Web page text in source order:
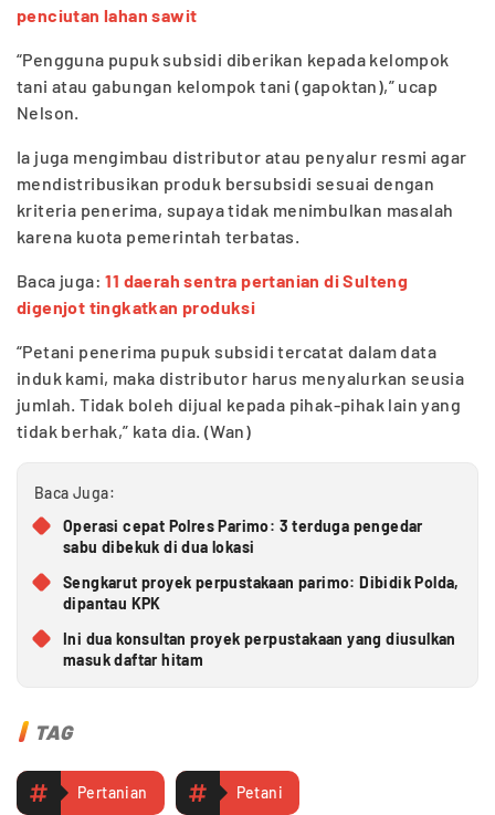
penciutan lahan sawit
“Pengguna pupuk subsidi diberikan kepada kelompok
tani atau gabungan kelompok tani (gapoktan),” ucap
Nelson.
Ia juga mengimbau distributor atau penyalur resmi agar
mendistribusikan produk bersubsidi sesuai dengan
kriteria penerima, supaya tidak menimbulkan masalah
karena kuota pemerintah terbatas.
Baca juga:11 daerah sentra pertanian di Sulteng
digenjot tingkatkan produksi
“Petani penerima pupuk subsidi tercatat dalam data
induk kami, maka distributor harus menyalurkan seusia
jumlah. Tidak boleh dijual kepada pihak-pihak lain yang
tidak berhak,” kata dia. (Wan)
Baca Juga:
Operasi cepat Polres Parimo: 3 terduga pengedar
sabu dibekuk di dua lokasi
Sengkarut proyek perpustakaan parimo: Dibidik Polda,
dipantau KPK
Ini dua konsultan proyek perpustakaan yang diusulkan
masuk daftar hitam
TAG
Pertanian Petani